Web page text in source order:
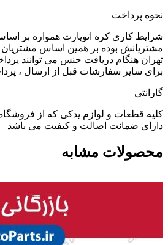
نحوه پرداخت
شرایط کاری کره اتوپارت همواره بر
مشتریانش بوده بر همین اساس
تهران هنگام دریافت جنس می توانند
برای سایر سفارشات قبل از ارسال ،
گارانتی
کلیه قطعات و لوازم یدکی که از فروشگاه
دارای ضمانت اصالت و کیفیت می باشد
محصولات مشابه